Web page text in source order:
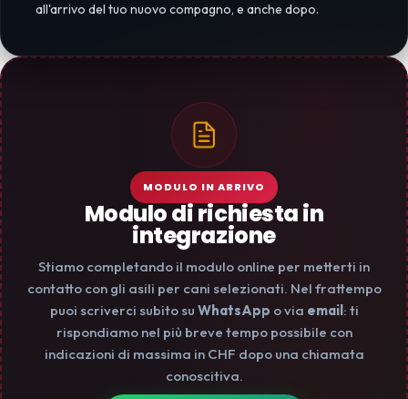
all'arrivo del tuo nuovo compagno, e anche dopo.
MODULO IN ARRIVO
Modulo di richiesta in
integrazione
Stiamo completando il modulo online per metterti in
contatto con gli asili per cani selezionati. Nel frattempo
puoi scriverci subito su WhatsApp o via email: ti
rispondiamo nel più breve tempo possibile con
indicazioni di massima in CHF dopo una chiamata
conoscitiva.